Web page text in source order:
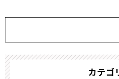
カテゴ